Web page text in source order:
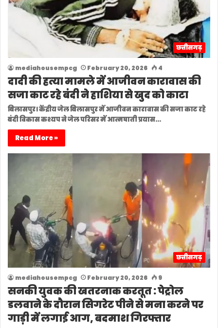
छत्तीसगढ़
mediahousempcg February 20, 2026 4
दादी की हत्या मामले में आजीवन कारावास की
सजा काट रहे बंदी ने हाशिया से खुद को काटा
बिलासपुर। केंद्रीय जेल बिलासपुर में आजीवन कारावास की सजा काट रहे
बंदी विकास कश्यप ने जेल परिसर में आत्मघाती प्रयास…
Read More »
छत्तीसगढ़
mediahousempcg February 20, 2026 9
सनकी युवक की खतरनाक करतूत : पेट्रोल
डलवाने के दौरान सिगरेट पीने से मना करने पर
गाड़ी में लगाई आग, बदमाश गिरफ्तार